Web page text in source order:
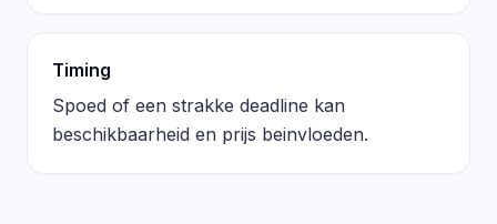
Timing
Spoed of een strakke deadline kan
beschikbaarheid en prijs beinvloeden.